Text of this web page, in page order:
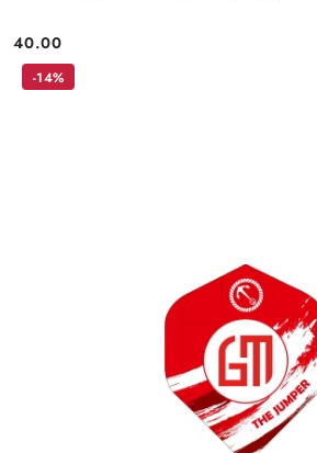
Cena:
40.00
-14%